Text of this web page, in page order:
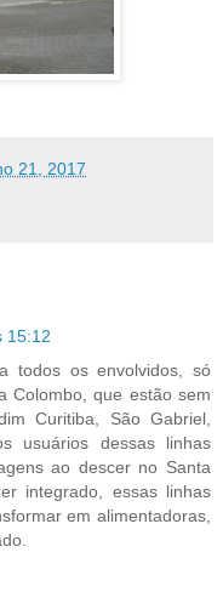
21, 2017
15:12
todos os envolvidos, só
Colombo, que estão sem
Curitiba, São Gabriel,
usuários dessas linhas
ao descer no Santa
integrado, essas linhas
em alimentadoras,